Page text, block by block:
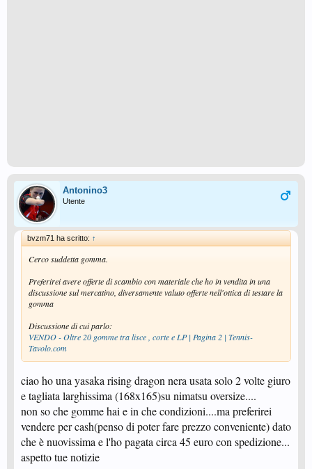
Antonino3
Utente
bvzm71 ha scritto: ↑
Cerco suddetta gomma.
Preferirei avere offerte di scambio con materiale che ho in vendita in una
discussione sul mercatino, diversamente valuto offerte nell'ottica di testare la
gomma
Discussione di cui parlo:
VENDO - Oltre 20 gomme tra lisce , corte e LP | Pagina 2 | Tennis-
Tavolo.com
ciao ho una yasaka rising dragon nera usata solo 2 volte giuro
e tagliata larghissima (168x165)su nimatsu oversize....
non so che gomme hai e in che condizioni....ma preferirei
vendere per cash(penso di poter fare prezzo conveniente) dato
che è nuovissima e l'ho pagata circa 45 euro con spedizione...
aspetto tue notizie